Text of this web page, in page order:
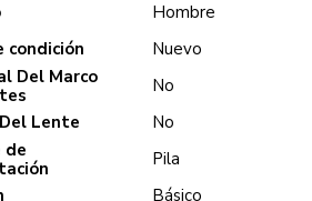
Hombre
condición
Nuevo
Del Marco
No
Lente
No
de
Pila
Básico